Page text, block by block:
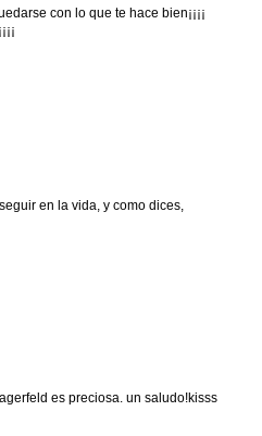
con lo que te hace bien¡¡¡¡
en la vida, y como dices,
es preciosa. un saludo!kisss